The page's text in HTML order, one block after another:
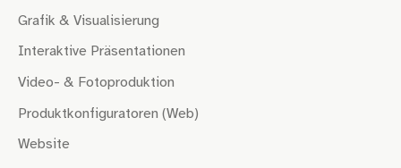
Grafik & Visualisierung
Interaktive Präsentationen
Video- & Fotoproduktion
Produktkonfiguratoren (Web)
Website